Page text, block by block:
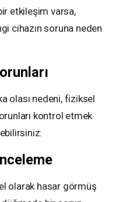
etkileşim varsa,
cihazın soruna neden
olası nedeni, fiziksel
kontrol etmek
olarak hasar görmüş